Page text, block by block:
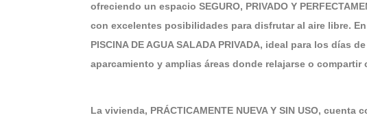
ofreciendo un espacio SEGURO, PRIVADO Y
con excelentes posibilidades para disfrutar al aire libre.
PISCINA DE AGUA SALADA PRIVADA, ideal para los días
aparcamiento y amplias áreas donde relajarse o compartir
La vivienda, PRÁCTICAMENTE NUEVA Y SIN USO, cuenta